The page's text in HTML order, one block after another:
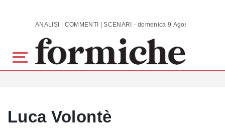
Skip to main content ANALISI | COMMENTI | SCENARI - domenica 9 Agosto 2026
Luca Volontè